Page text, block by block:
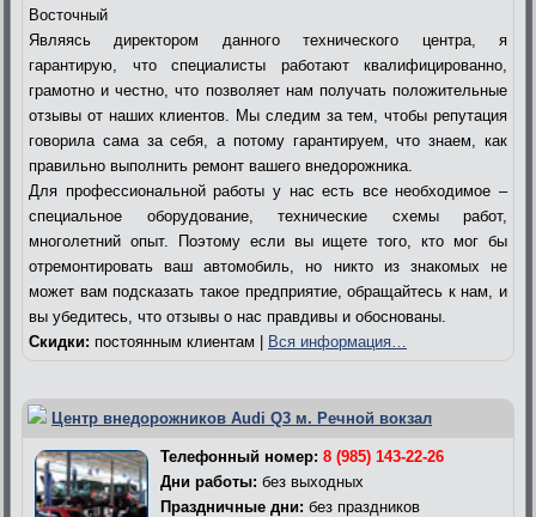
Восточный
Являясь директором данного технического центра, я
гарантирую, что специалисты работают квалифицированно,
грамотно и честно, что позволяет нам получать положительные
отзывы от наших клиентов. Мы следим за тем, чтобы репутация
говорила сама за себя, а потому гарантируем, что знаем, как
правильно выполнить ремонт вашего внедорожника.
Для профессиональной работы у нас есть все необходимое –
специальное оборудование, технические схемы работ,
многолетний опыт. Поэтому если вы ищете того, кто мог бы
отремонтировать ваш автомобиль, но никто из знакомых не
может вам подсказать такое предприятие, обращайтесь к нам, и
вы убедитесь, что отзывы о нас правдивы и обоснованы.
Скидки: постоянным клиентам | Вся информация…
Центр внедорожников Audi Q3 м. Речной вокзал
Телефонный номер: 8 (985) 143-22-26
Дни работы: без выходных
Праздничные дни: без праздников